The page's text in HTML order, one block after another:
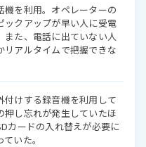
機を利用。オペレーターの
ックアップが早い人に受電
た、電話に出ていない人
リアルタイムで把握できな
けする録音機を利用して
押し忘れが発生していたほ
カードの入れ替えが必要に
いた。